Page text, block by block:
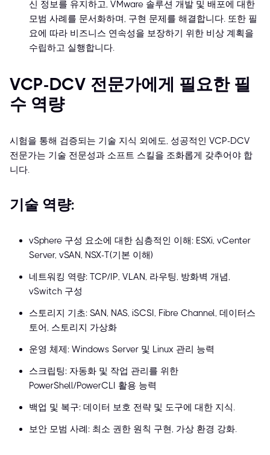
신 정보를 유지하고, VMware 솔루션 개발 및 배포에 대한
모범 사례를 문서화하며, 구현 문제를 해결합니다. 또한 필
요에 따라 비즈니스 연속성을 보장하기 위한 비상 계획을
수립하고 실행합니다.
VCP-DCV 전문가에게 필요한 필
수 역량
시험을 통해 검증되는 기술 지식 외에도, 성공적인 VCP-DCV
전문가는 기술 전문성과 소프트 스킬을 조화롭게 갖추어야 합
니다.
기술 역량:
vSphere 구성 요소에 대한 심층적인 이해: ESXi, vCenter
Server, vSAN, NSX-T(기본 이해)
네트워킹 역량: TCP/IP, VLAN, 라우팅, 방화벽 개념,
vSwitch 구성
스토리지 기초: SAN, NAS, iSCSI, Fibre Channel, 데이터스
토어, 스토리지 가상화
운영 체제: Windows Server 및 Linux 관리 능력
스크립팅: 자동화 및 작업 관리를 위한
PowerShell/PowerCLI 활용 능력
백업 및 복구: 데이터 보호 전략 및 도구에 대한 지식.
보안 모범 사례: 최소 권한 원칙 구현, 가상 환경 강화.